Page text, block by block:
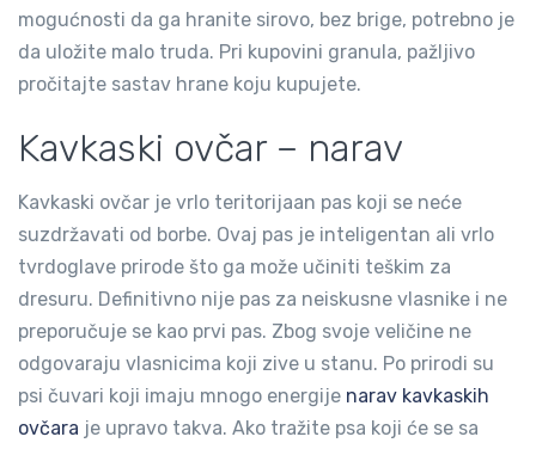
mogućnosti da ga hranite sirovo, bez brige, potrebno je
da uložite malo truda. Pri kupovini granula, pažljivo
pročitajte sastav hrane koju kupujete.
Kavkaski ovčar – narav
Kavkaski ovčar je vrlo teritorijaan pas koji se neće
suzdržavati od borbe. Ovaj pas je inteligentan ali vrlo
tvrdoglave prirode što ga može učiniti teškim za
dresuru. Definitivno nije pas za neiskusne vlasnike i ne
preporučuje se kao prvi pas. Zbog svoje veličine ne
odgovaraju vlasnicima koji zive u stanu. Po prirodi su
psi čuvari koji imaju mnogo energije narav kavkaskih
ovčara je upravo takva. Ako tražite psa koji će se sa